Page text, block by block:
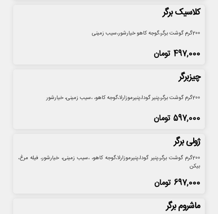
کلاسیک برگر
200گرم گوشت برگر،گوجه کاهو خیارشور،سیب زمینی
497,000 تومان
چیزبرگر
200گرم گوشت برگر،پنیر گودا،پنیرموزارلا،گوجه کاهو، ،سیب زمینی، خیارشور
597,000 تومان
ژولی برگر
200گرم گوشت برگر،پنیر گودا،پنیرموزارلا،گوجه کاهو، ،سیب زمینی، خیارشور، فیله مرغ،
بیکن
697,000 تومان
ماشروم برگر